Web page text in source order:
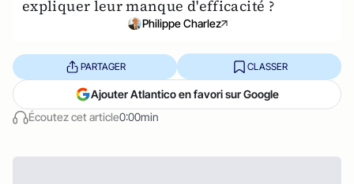
expliquer leur manque d'efficacité ?
Philippe Charlez
Écoutez cet article0:00min
PARTAGER CLASSER
Ajouter Atlantico en favori sur Google